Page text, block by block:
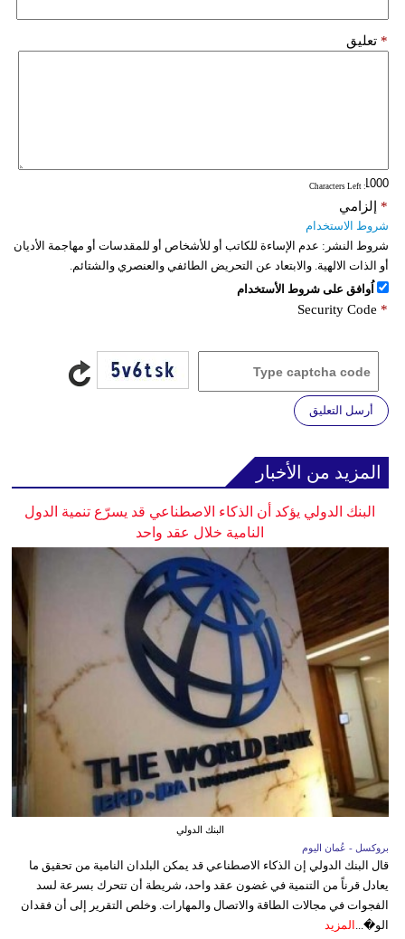
تعليق *
: Characters Left
إلزامي *
شروط الاستخدام
شروط النشر: عدم الإساءة للكاتب أو للأشخاص أو للمقدسات أو مهاجمة الأديان
أو الذات الالهية. والابتعاد عن التحريض الطائفي والعنصري والشتائم.
اُوافق على شروط الأستخدام
Security Code *
أرسل التعليق
المزيد من الأخبار
البنك الدولي يؤكد أن الذكاء الاصطناعي قد يسرّع تنمية الدول
النامية خلال عقد واحد
البنك الدولي
بروكسل - عُمان اليوم
قال البنك الدولي إن الذكاء الاصطناعي قد يمكن البلدان النامية من تحقيق ما
يعادل قرناً من التنمية في غضون عقد واحد، شريطة أن تتحرك بسرعة لسد
الفجوات في مجالات الطاقة والاتصال والمهارات. وخلص التقرير إلى أن فقدان
الو�...
المزيد